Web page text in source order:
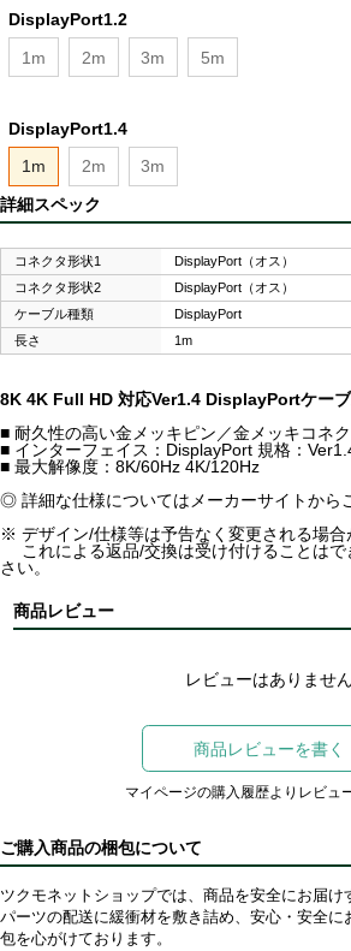
DisplayPort1.2
1m
2m 3m 5m
DisplayPort1.4
1m
2m
3m
詳細スペック
コネクタ形状1
DisplayPort（オス）
コネクタ形状2
DisplayPort（オス）
ケーブル種類
DisplayPort
長さ
1m
8K 4K Full HD 対応Ver1.4 DisplayPortケー
■ 耐久性の高い金メッキピン／金メッキコネ
■ インターフェイス：DisplayPort 規格：
■ 最大解像度：8K/60Hz 4K/120Hz
◎ 詳細な仕様についてはメーカーサイトから
※ デザイン/仕様等は予告なく変更される場合
これによる返品/交換は受け付けることはで
さい。
商品レビュー
レビューはありません
商品レビューを書く
マイページの購入履歴よりレビュ
ご購入商品の梱包について
ツクモネットショップでは、商品を安全にお届
パーツの配送に緩衝材を敷き詰め、安心・安全に
包を心がけております。